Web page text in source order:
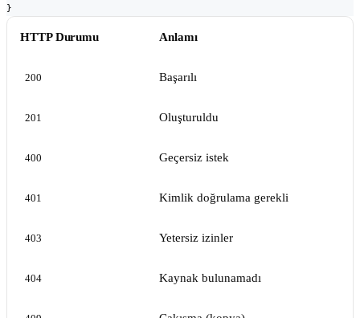
}
HTTP Durumu Anlamı
200 Başarılı
201 Oluşturuldu
400 Geçersiz istek
401 Kimlik doğrulama gerekli
403 Yetersiz izinler
404 Kaynak bulunamadı